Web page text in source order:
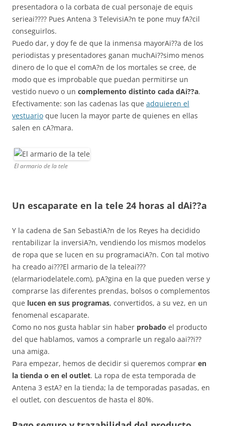
presentadora o la corbata de cual personaje de equis
serieai???? Pues Antena 3 TelevisiA?n te pone muy fA?cil
conseguirlos.
Puedo dar, y doy fe de que la inmensa mayorAi??a de los
periodistas y presentadores ganan muchAi??simo menos
dinero de lo que el comA?n de los mortales se cree, de
modo que es improbable que puedan permitirse un
vestido nuevo o un complemento distinto cada dAi??a.
Efectivamente: son las cadenas las que adquieren el
vestuario que lucen la mayor parte de quienes en ellas
salen en cA?mara.
El armario de la tele
Un escaparate en la tele 24 horas al dAi??a
Y la cadena de San SebastiA?n de los Reyes ha decidido
rentabilizar la inversiA?n, vendiendo los mismos modelos
de ropa que se lucen en su programaciA?n. Con tal motivo
ha creado ai???El armario de la teleai???
(elarmariodelatele.com), pA?gina en la que pueden verse y
comprarse las diferentes prendas, bolsos o complementos
que lucen en sus programas, convertidos, a su vez, en un
fenomenal escaparate.
Como no nos gusta hablar sin haber probado el producto
del que hablamos, vamos a comprarle un regalo aai??i??
una amiga.
Para empezar, hemos de decidir si queremos comprar en
la tienda o en el outlet. La ropa de esta temporada de
Antena 3 estA? en la tienda; la de temporadas pasadas, en
el outlet, con descuentos de hasta el 80%.